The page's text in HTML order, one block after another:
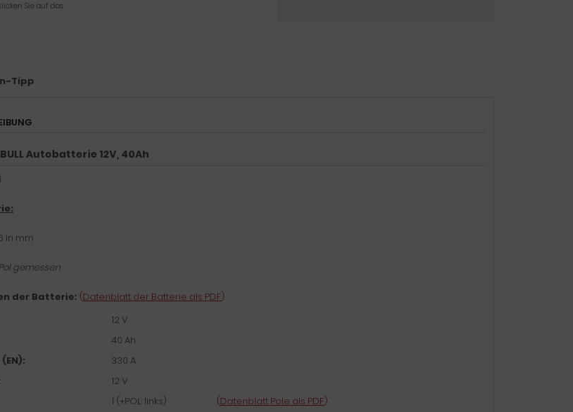
Sie auf das
Tipp
BULL Autobatterie 12V, 40Ah
in mm
gemessen
der Batterie: (Datenblatt der Batterie als PDF)
12 V
40 Ah
330 A
12 V
1 (+POL: links) (Datenblatt Pole als PDF)